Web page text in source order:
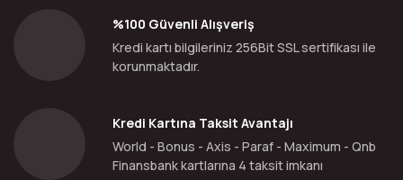
%100 Güvenli Alışveriş
Kredi kartı bilgileriniz 256Bit SSL sertifikası ile
korunmaktadır.
Kredi Kartına Taksit Avantajı
World - Bonus - Axis - Paraf - Maximum - Qnb
Finansbank kartlarına 4 taksit imkanı